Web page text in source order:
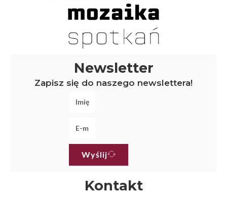
Newsletter
Zapisz się do naszego newslettera!
Wyślij
Kontakt